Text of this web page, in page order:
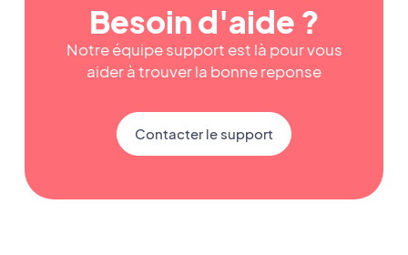
Besoin d'aide ?
Notre équipe support est là pour vous
aider à trouver la bonne reponse
Contacter le support